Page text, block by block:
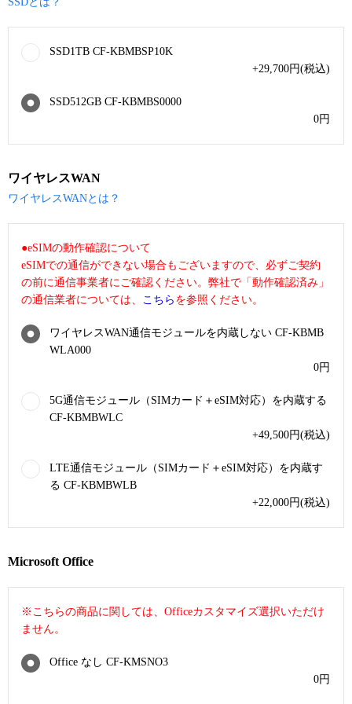
SSD1TB CF-KBMBSP10K
+29,700円(税込)
SSD512GB CF-KBMBS0000
0円
ワイヤレスWAN
ワイヤレスWANとは？
●eSIMの動作確認について
eSIMでの通信ができない場合もございますので、必ずご契約
の前に通信事業者にご確認ください。弊社で「動作確認済み」
の通信業者については、
こちら を参照ください。
ワイヤレスWAN通信モジュールを内蔵しない CF-KBMB
WLA000
0円
5G通信モジュール（SIMカード＋eSIM対応）を内蔵する
CF-KBMBWLC
+49,500円(税込)
LTE通信モジュール（SIMカード＋eSIM対応）を内蔵す
る CF-KBMBWLB
+22,000円(税込)
Microsoft Office
※こちらの商品に関しては、Officeカスタマイズ選択いただけ
ません。
Office なし CF-KMSNO3
0円